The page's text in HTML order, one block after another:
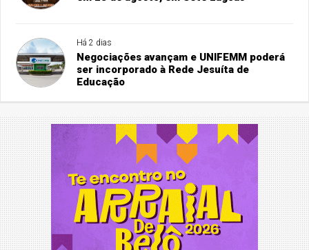
Há 2 dias
Negociações avançam e UNIFEMM poderá
ser incorporado à Rede Jesuíta de
Educação